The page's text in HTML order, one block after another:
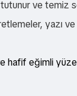
tutunur ve temiz
yazı
hafif eğimli